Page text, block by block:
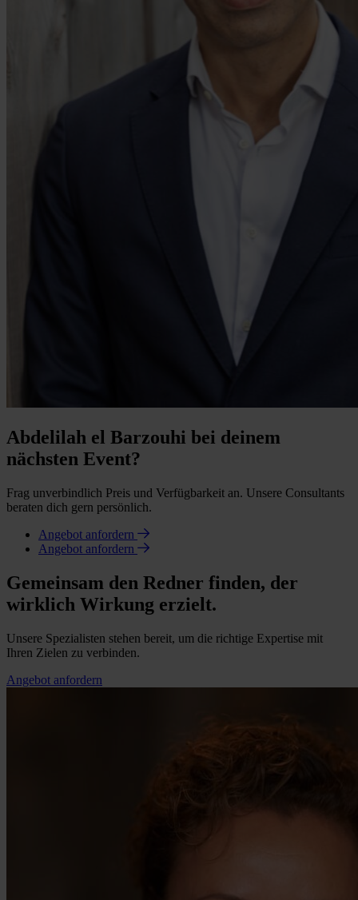
Abdelilah el Barzouhi bei deinem
nächsten Event?
Frag unverbindlich Preis und Verfügbarkeit an. Unsere Consultants
beraten dich gern persönlich.
Angebot anfordern
Angebot anfordern
Gemeinsam den Redner finden, der
wirklich Wirkung erzielt.
Unsere Spezialisten stehen bereit, um die richtige Expertise mit
Ihren Zielen zu verbinden.
Angebot anfordern